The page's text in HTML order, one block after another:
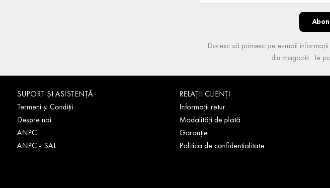
Doresc să primesc pe e-mail
din magazin. Te
SUPORT ȘI ASISTENȚĂ
Termeni și Condiții
Despre noi
ANPC
ANPC - SAL
RELAȚII CLIENȚI
Informații retur
Modalități de plată
Garanție
Politica de confidențialitate